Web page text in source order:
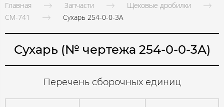
Главная Запчасти
Щековые дробилки
СМ-741
Сухарь 254-0-0-3А
Сухарь (№ чертежа 254-0-0-3А)
Перечень сборочных единиц